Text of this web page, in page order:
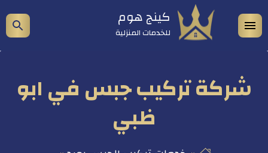
التجاوز
إلى
المحتوى
كينج هوم
للخدمات المنزلية
شركة تركيب جبس في ابو
ظبي